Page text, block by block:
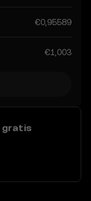
av
€0,95589
€1,003
gratis